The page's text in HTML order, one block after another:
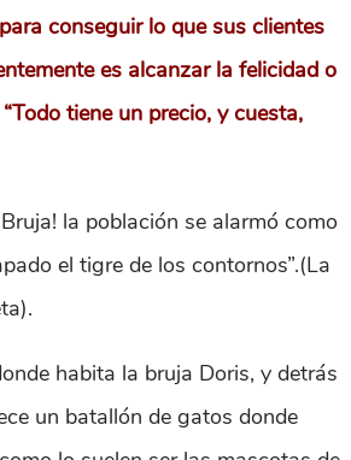
conseguir lo que sus clientes
es alcanzar la felicidad o
tiene un precio, y cuesta,
la población se alarmó como
el tigre de los contornos”.(La
habita la bruja Doris, y detrás
un batallón de gatos donde